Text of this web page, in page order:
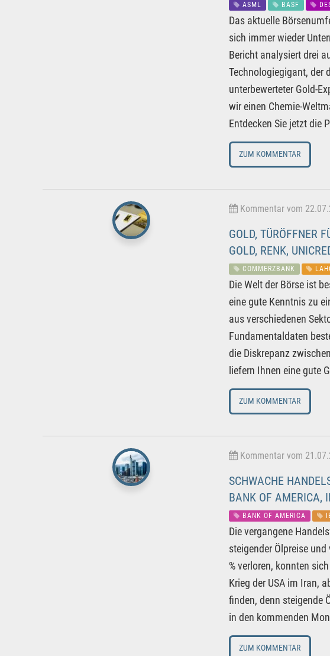
ASML BASF
Das aktuelle
sich immer wieder
Bericht analysiert drei
Technologiegigant, der
unterbewerteter Gold-
wir einen Chemie-
Entdecken Sie jetzt die
ZUM KOMMENTAR
Kommentar vom
GOLD, TÜRÖFFNER
GOLD, RENK,
COMMERZBANK
Die Welt der Börse ist
eine gute Kenntnis zu
aus verschiedenen
Fundamentaldaten
die Diskrepanz
liefern Ihnen eine gute
ZUM KOMMENTAR
Kommentar vom
SCHWACHE
BANK OF AMERICA,
BANK OF AMERICA
Die vergangene
steigender Ölpreise
% verloren, konnten
Krieg der USA im Iran,
finden, denn steigende
in den kommenden
ZUM KOMMENTAR